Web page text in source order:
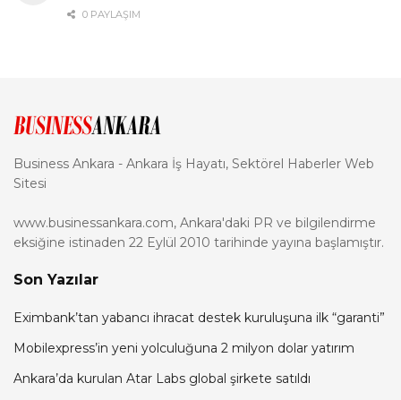
0 PAYLAŞIM
Business Ankara - Ankara İş Hayatı, Sektörel Haberler Web
Sitesi
www.businessankara.com, Ankara'daki PR ve bilgilendirme
eksiğine istinaden 22 Eylül 2010 tarihinde yayına başlamıştır.
Son Yazılar
Eximbank’tan yabancı ihracat destek kuruluşuna ilk “garanti”
Mobilexpress’in yeni yolculuğuna 2 milyon dolar yatırım
Ankara’da kurulan Atar Labs global şirkete satıldı